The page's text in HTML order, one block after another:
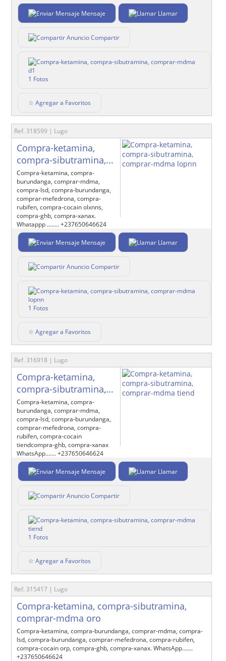
Mensaje Llamar
Compartir
1 Fotos
☆ Agregar a Favoritos
Ref. 318599 | Lugo
Compra-ketamina,
compra-sibutramina,...
Compra-ketamina, compra-
burundanga, comprar-mdma,
compra-lsd, compra-burundanga,
comprar-mefedrona, compra-
rubifen, compra-cocain olxnns,
compra-ghb, compra-xanax.
Whatappp ........ +237650646624
Mensaje Llamar
Compartir
1 Fotos
☆ Agregar a Favoritos
Ref. 316918 | Lugo
Compra-ketamina,
compra-sibutramina,...
Compra-ketamina, compra-
burundanga, comprar-mdma,
compra-lsd, compra-burundanga,
comprar-mefedrona, compra-
rubifen, compra-cocain
tiendcompra-ghb, compra-xanax
WhatsApp....... +237650646624
Mensaje Llamar
Compartir
1 Fotos
☆ Agregar a Favoritos
Ref. 315417 | Lugo
Compra-ketamina, compra-sibutramina,
comprar-mdma oro
Compra-ketamina, compra-burundanga, comprar-mdma, compra-
lsd, compra-burundanga, comprar-mefedrona, compra-rubifen,
compra-cocain orp, compra-ghb, compra-xanax. WhatsApp.......
+237650646624